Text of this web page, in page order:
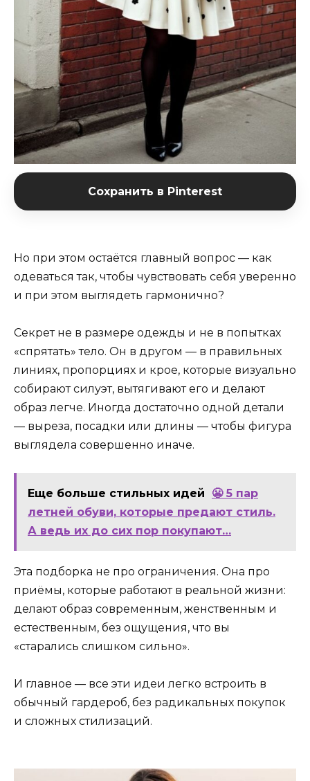
Сохранить в Pinterest
Но при этом остаётся главный вопрос — как
одеваться так, чтобы чувствовать себя уверенно
и при этом выглядеть гармонично?
Секрет не в размере одежды и не в попытках
«спрятать» тело. Он в другом — в правильных
линиях, пропорциях и крое, которые визуально
собирают силуэт, вытягивают его и делают
образ легче. Иногда достаточно одной детали
— выреза, посадки или длины — чтобы фигура
выглядела совершенно иначе.
Еще больше стильных идей
😬 5 пар
летней обуви, которые предают стиль.
А ведь их до сих пор покупают…
Эта подборка не про ограничения. Она про
приёмы, которые работают в реальной жизни:
делают образ современным, женственным и
естественным, без ощущения, что вы
«старались слишком сильно».
И главное — все эти идеи легко встроить в
обычный гардероб, без радикальных покупок
и сложных стилизаций.